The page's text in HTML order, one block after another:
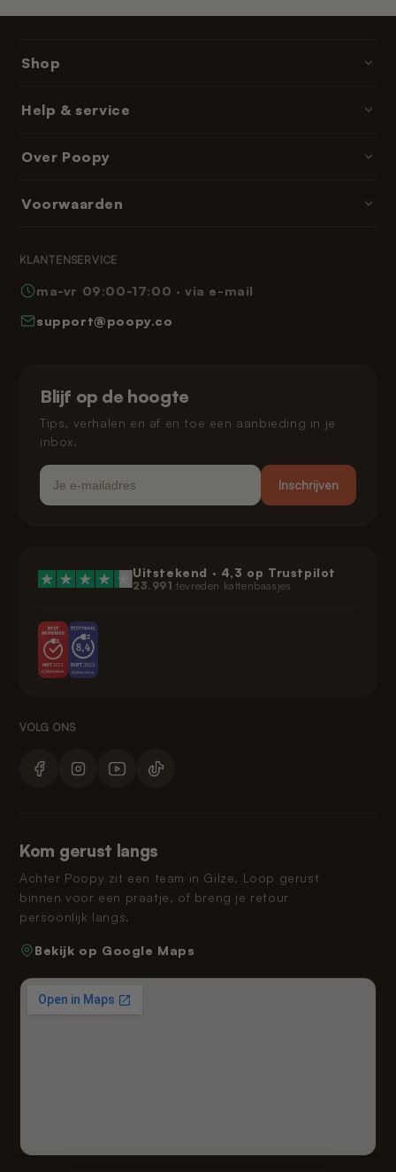
Shop
Accessoires
Help & service
Bezorgtijden
Veelgestelde vragen
Hoe werkt Poopy
Kat laten wennen
Over Poopy
Leeshoek
Voorwaarden
Herroepingsrecht
Garantie
Klarna privacybeleid
Juridisch
Blijf op de hoogte
Tips, verhalen en af en toe een aanbieding in je
inbox.
Email
Inschrijven
KLANTENSERVICE
ma-vr 09:00-17:00 · via e-mail
support@poopy.co
Uitstekend · 4,3 op Trustpilot
23.991 tevreden kattenbaasjes
Kom gerust langs
Achter Poopy zit een team in Gilze. Loop gerust
binnen voor een praatje, of breng je retour
persoonlijk langs.
Bekijk op Google Maps